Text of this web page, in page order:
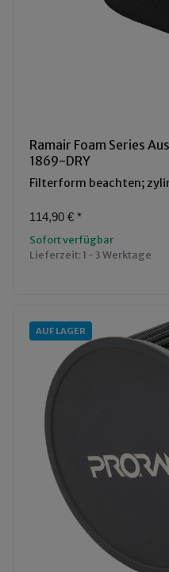
Ramair Foam Series
1869-DRY
Filterform beachten;
114,90 € *
Sofort verfügbar
Lieferzeit:1 - 3 Werktage
AUF LAGER